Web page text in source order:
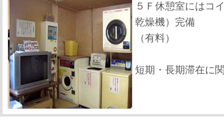
５Ｆ休憩室にはコ
乾燥機）完備
（有料）
短期・長期滞在に